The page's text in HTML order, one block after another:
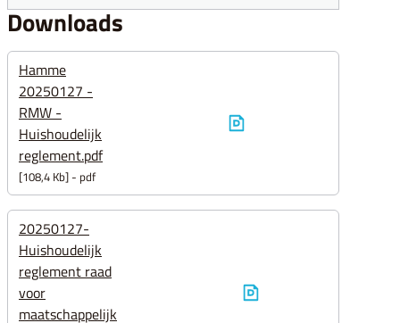
Downloads
Hamme
20250127 -
RMW -
Huishoudelijk
reglement.pdf
108,4 Kb pdf
20250127-
Huishoudelijk
reglement raad
voor
maatschappelijk